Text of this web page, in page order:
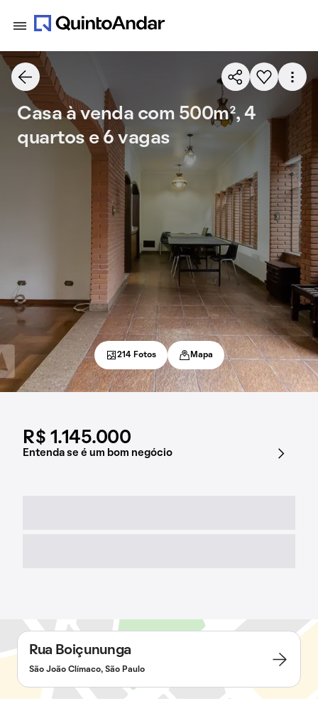
R$ 1.145.000
Entenda se é um bom negócio
Casa à venda com 500m², 4
quartos e 6 vagas
214 Fotos Mapa
Rua Boiçununga
São João Clímaco, São Paulo